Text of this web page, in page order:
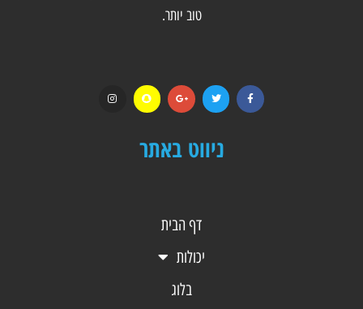
טוב יותר.
ניווט באתר
דף הבית
יכולות
בלוג